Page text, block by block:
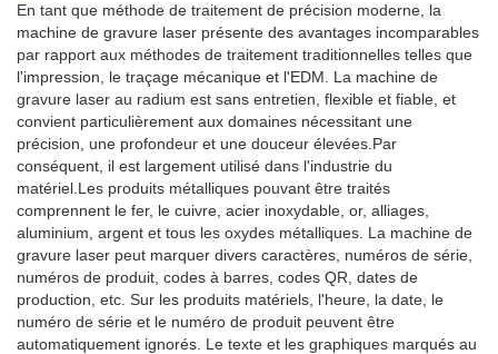
En tant que méthode de traitement de précision moderne, la
machine de gravure laser présente des avantages incomparables
par rapport aux méthodes de traitement traditionnelles telles que
l'impression, le traçage mécanique et l'EDM. La machine de
gravure laser au radium est sans entretien, flexible et fiable, et
convient particulièrement aux domaines nécessitant une
précision, une profondeur et une douceur élevées.Par
conséquent, il est largement utilisé dans l'industrie du
matériel.Les produits métalliques pouvant être traités
comprennent le fer, le cuivre, acier inoxydable, or, alliages,
aluminium, argent et tous les oxydes métalliques. La machine de
gravure laser peut marquer divers caractères, numéros de série,
numéros de produit, codes à barres, codes QR, dates de
production, etc. Sur les produits matériels, l'heure, la date, le
numéro de série et le numéro de produit peuvent être
automatiquement ignorés. Le texte et les graphiques marqués au